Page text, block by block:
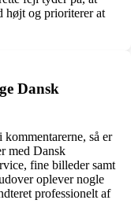
højt og prioriterer at
Dansk
så er
med Dansk
fine billeder samt
oplever nogle
professionelt af